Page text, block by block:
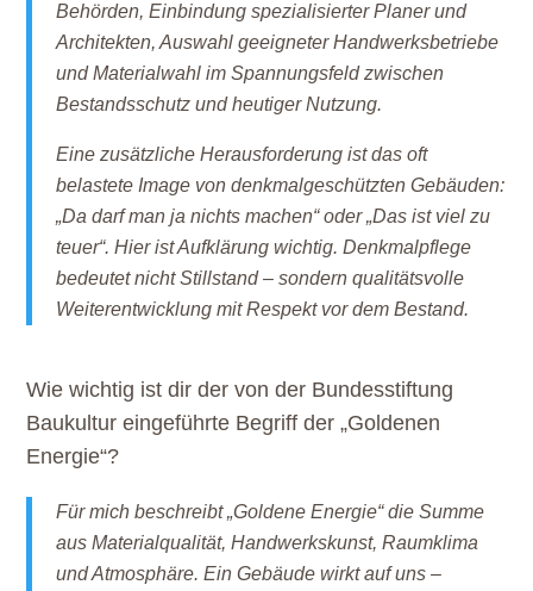
Behörden, Einbindung spezialisierter Planer und
Architekten, Auswahl geeigneter Handwerksbetriebe
und Materialwahl im Spannungsfeld zwischen
Bestandsschutz und heutiger Nutzung.
Eine zusätzliche Herausforderung ist das oft
belastete Image von denkmalgeschützten Gebäuden:
„Da darf man ja nichts machen“ oder „Das ist viel zu
teuer“. Hier ist Aufklärung wichtig. Denkmalpflege
bedeutet nicht Stillstand – sondern qualitätsvolle
Weiterentwicklung mit Respekt vor dem Bestand.
Wie wichtig ist dir der von der Bundesstiftung
Baukultur eingeführte Begriff der „Goldenen
Energie“?
Für mich beschreibt „Goldene Energie“ die Summe
aus Materialqualität, Handwerkskunst, Raumklima
und Atmosphäre. Ein Gebäude wirkt auf uns –